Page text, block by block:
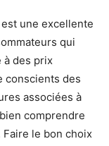
une excellente
qui
à des prix
conscients des
associées à
comprendre
le bon choix